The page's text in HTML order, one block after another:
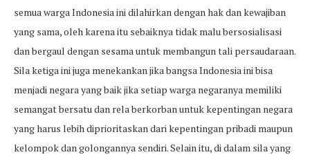
semua warga Indonesia ini dilahirkan dengan hak dan kewajiban
yang sama, oleh karena itu sebaiknya tidak malu bersosialisasi
dan bergaul dengan sesama untuk membangun tali persaudaraan.
Sila ketiga ini juga menekankan jika bangsa Indonesia ini bisa
menjadi negara yang baik jika setiap warga negaranya memiliki
semangat bersatu dan rela berkorban untuk kepentingan negara
yang harus lebih diprioritaskan dari kepentingan pribadi maupun
kelompok dan golongannya sendiri. Selain itu, di dalam sila yang